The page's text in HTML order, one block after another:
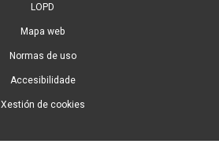
LOPD
Mapa web
Normas de uso
Accesibilidade
Xestión de cookies